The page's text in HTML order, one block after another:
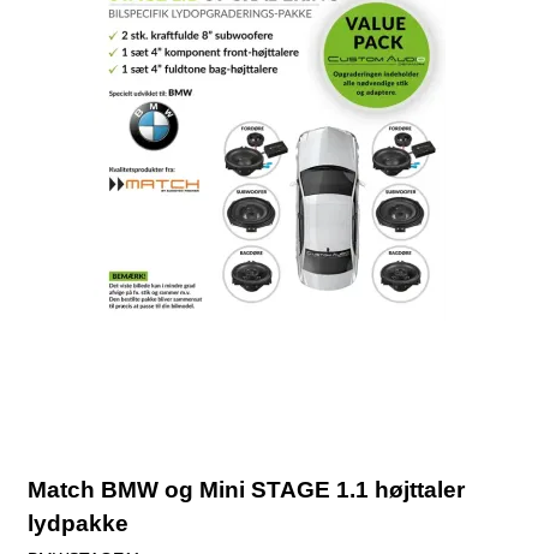
Match BMW og Mini STAGE 1.1 højttaler
lydpakke